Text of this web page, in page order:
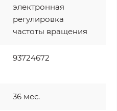
электронная
регулировка
частоты вращения
93724672
36 мес.